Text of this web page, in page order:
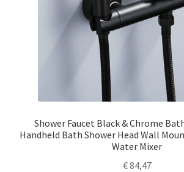
Shower Faucet Black & Chrome
Handheld Bath Shower Head Wall
Water Mixer
€84,47